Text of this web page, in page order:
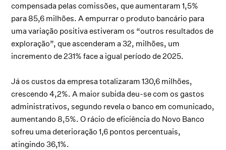
compensada pelas comissões, que aumentaram 1,5%
para 85,6 milhões. A empurrar o produto bancário para
uma variação positiva estiveram os “outros resultados de
exploração”, que ascenderam a 32, milhões, um
incremento de 231% face a igual período de 2025.
Já os custos da empresa totalizaram 130,6 milhões,
crescendo 4,2%. A maior subida deu-se com os gastos
administrativos, segundo revela o banco em comunicado,
aumentando 8,5%. O rácio de eficiência do Novo Banco
sofreu uma deterioração 1,6 pontos percentuais,
atingindo 36,1%.